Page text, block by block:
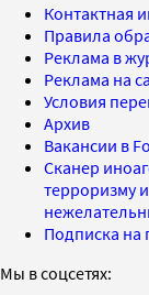
Контактная
Правила
Реклама в
Реклама на
Условия
Архив
Вакансии в
Сканер
терроризму
Подписка на
Мы в соцсетях: